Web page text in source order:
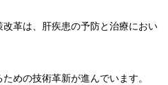
革は、肝疾患の予防と治療におい
めの技術革新が進んでいます。